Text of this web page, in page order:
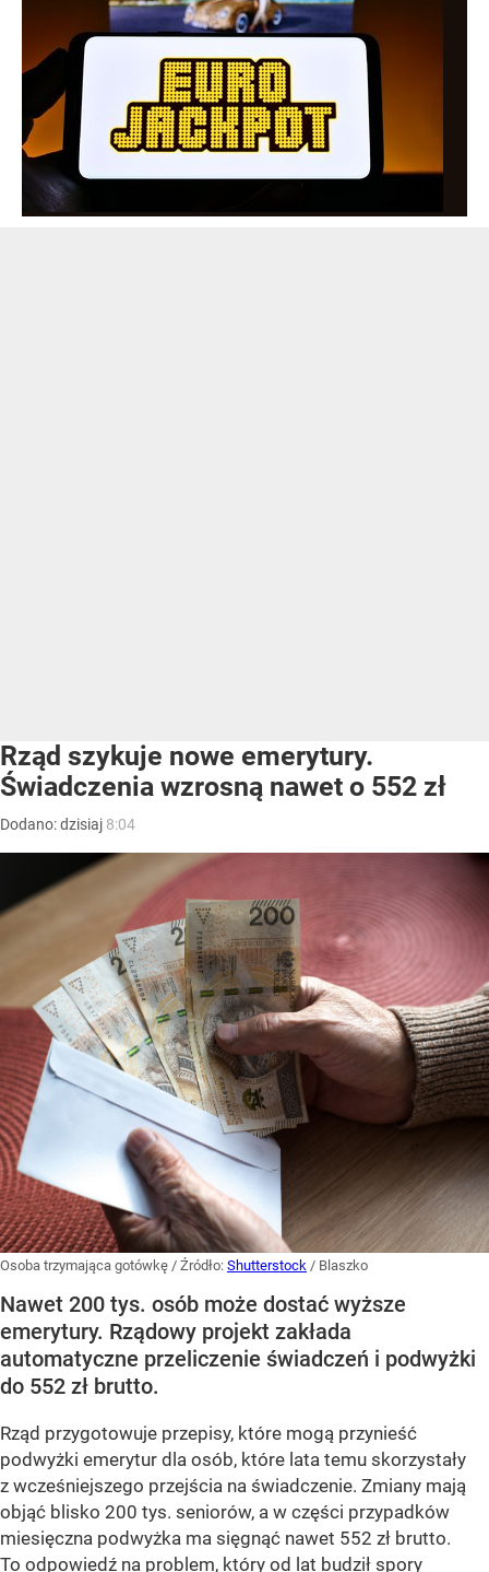
Rząd szykuje nowe emerytury.
Świadczenia wzrosną nawet o 552 zł
Dodano:dzisiaj 8:04
Osoba trzymająca gotówkę / Źródło: Shutterstock / Blaszko
Nawet 200 tys. osób może dostać wyższe
emerytury. Rządowy projekt zakłada
automatyczne przeliczenie świadczeń i podwyżki
do 552 zł brutto.
Rząd przygotowuje przepisy, które mogą przynieść
podwyżki emerytur dla osób, które lata temu skorzystały
z wcześniejszego przejścia na świadczenie. Zmiany mają
objąć blisko 200 tys. seniorów, a w części przypadków
miesięczna podwyżka ma sięgnąć nawet 552 zł brutto.
To odpowiedź na problem, który od lat budził spory